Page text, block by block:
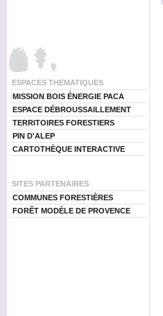
ESPACES THEMATIQUES
MISSION BOIS ÉNERGIE PACA
ESPACE DÉBROUSSAILLEMENT
TERRITOIRES FORESTIERS
PIN D'ALEP
CARTOTHÈQUE INTERACTIVE
SITES PARTENAIRES
COMMUNES FORESTIÈRES
FORÊT MODÈLE DE PROVENCE